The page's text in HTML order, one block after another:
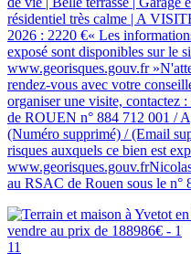
résidentiel très calme | A
2026 : 2220 €« Les
exposé sont disponibles sur le
www.georisques.gouv.fr
rendez-vous avec votre
organiser une visite,
de ROUEN n° 884 712 001 /
(Numéro supprimé) / (Email
risques auxquels ce bien est
au RSAC de Rouen sous le n°
11